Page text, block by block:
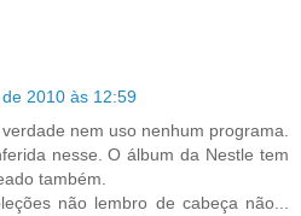
2010 às 12:59
nem uso nenhum programa.
nesse. O álbum da Nestle tem
também.
não lembro de cabeça não...